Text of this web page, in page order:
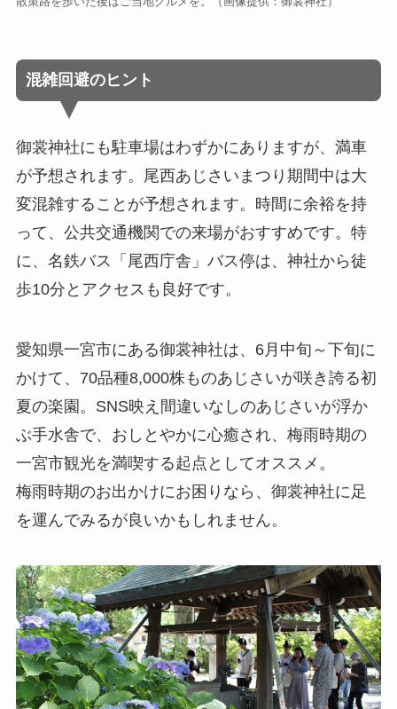
混雑回避のヒント
御裳神社にも駐車場はわずかにありますが、満車
が予想されます。尾西あじさいまつり期間中は大
変混雑することが予想されます。時間に余裕を持
って、公共交通機関での来場がおすすめです。特
に、名鉄バス「尾西庁舎」バス停は、神社から徒
歩10分とアクセスも良好です。
愛知県一宮市にある御裳神社は、6月中旬～下旬に
かけて、70品種8,000株ものあじさいが咲き誇る初
夏の楽園。SNS映え間違いなしのあじさいが浮か
ぶ手水舎で、おしとやかに心癒され、梅雨時期の
一宮市観光を満喫する起点としてオススメ。
梅雨時期のお出かけにお困りなら、御裳神社に足
を運んでみるが良いかもしれません。